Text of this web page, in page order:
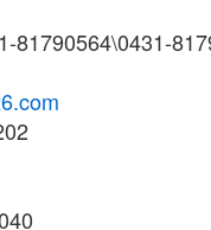
81790564\0431-